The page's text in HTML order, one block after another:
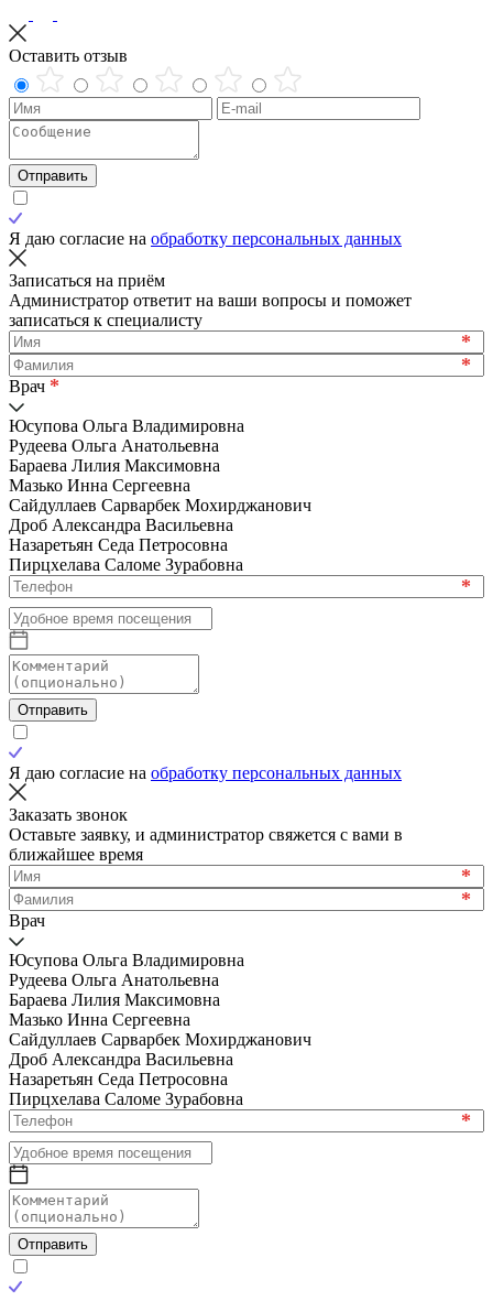
Оставить отзыв
Отправить
Я даю согласие на обработку персональных данных
Записаться на приём
Администратор ответит на ваши вопросы и поможет
записаться к специалисту
*
*
Врач *
Юсупова Ольга Владимировна
Рудеева Ольга Анатольевна
Бараева Лилия Максимовна
Мазько Инна Сергеевна
Сайдуллаев Сарварбек Мохирджанович
Дроб Александра Васильевна
Назаретьян Седа Петросовна
Пирцхелава Саломе Зурабовна
*
Отправить
Я даю согласие на обработку персональных данных
Заказать звонок
Оставьте заявку, и администратор свяжется с вами в
ближайшее время
*
*
Врач
Юсупова Ольга Владимировна
Рудеева Ольга Анатольевна
Бараева Лилия Максимовна
Мазько Инна Сергеевна
Сайдуллаев Сарварбек Мохирджанович
Дроб Александра Васильевна
Назаретьян Седа Петросовна
Пирцхелава Саломе Зурабовна
*
Отправить